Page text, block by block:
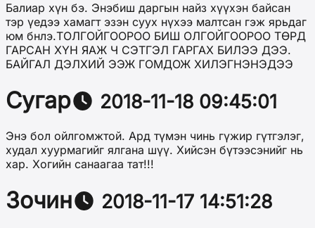
Балиар хүн бэ. Энэбиш даргын найз хүүхэн байсан
тэр үедээ хамагт эзэн суух нүхээ малтсан гэж ярьдаг
юм бнлэ.ТОЛГОЙГООРОО БИШ ОЛГОЙГООРОО ТӨРД
ГАРСАН ХҮН ЯАЖ Ч СЭТГЭЛ ГАРГАХ БИЛЭЭ ДЭЭ.
БАЙГАЛ ДЭЛХИЙ ЭЭЖ ГОМДОЖ ХИЛЭГНЭНЭДЭЭ
Сугар 2018-11-18 09:45:01
Энэ бол ойлгомжтой. Ард түмэн чинь гүжир гүтгэлэг,
худал хуурмагийг ялгана шүү. Хийсэн бүтээсэнийг нь
хар. Хогийн санаагаа тат!!!
Зочин 2018-11-17 14:51:28